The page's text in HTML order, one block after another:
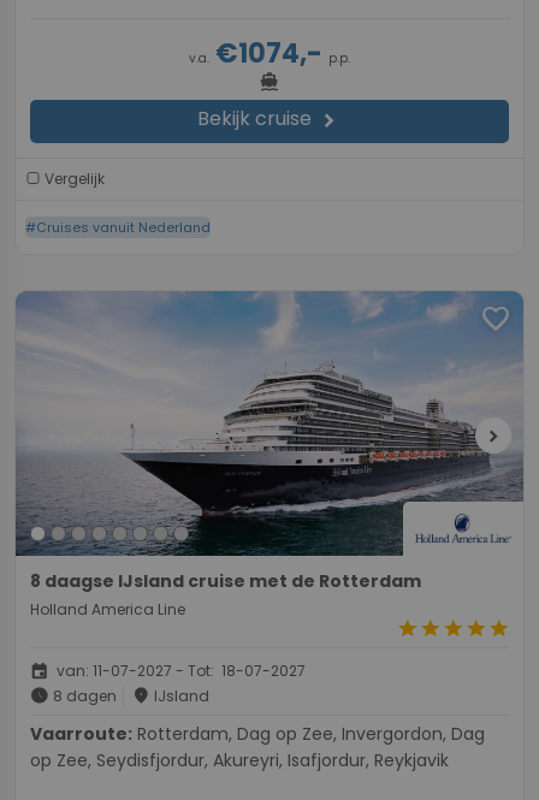
v.a. €1074,- p.p.
directions_boat
Bekijk cruise chevron_right
Vergelijk
#Cruises vanuit Nederland
favorite
chevron_right
8 daagse IJsland cruise met de Rotterdam
Holland America Line
starstarstarstarstar
event van: 11-07-2027 - Tot: 18-07-2027
schedule 8 dagen place IJsland
Vaarroute:
op Zee, Seydisfjordur, Akureyri, Isafjordur, Reykjavik